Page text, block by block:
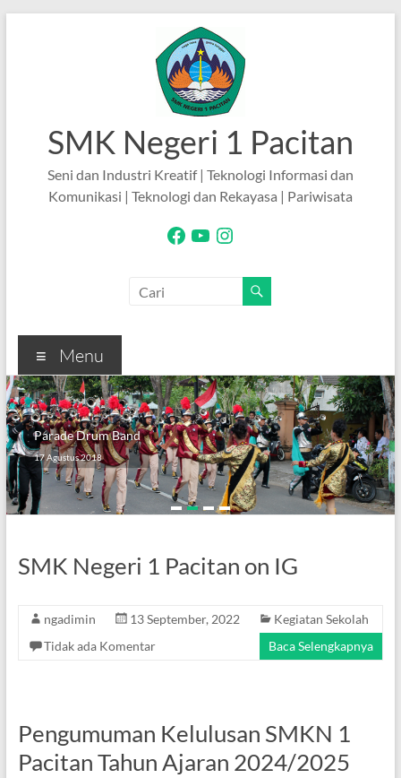
SMK Negeri 1 Pacitan
Seni dan Industri Kreatif | Teknologi Informasi dan
Komunikasi | Teknologi dan Rekayasa | Pariwisata
Facebook
YouTubeInstagram
Menu
Parade Drum Band
17 Agustus 2018
Tim PPST SMKN 1 Pacitan
Duta Seni Pelajar Tahun 2018 Perwakilan Provinsi Jawa Timur
SMK Negeri 1 Pacitan on IG
ngadimin 13 September, 2022
Kegiatan Sekolah
Tidak ada Komentar
Baca Selengkapnya
Pengumuman Kelulusan SMKN 1
Pacitan Tahun Ajaran 2024/2025